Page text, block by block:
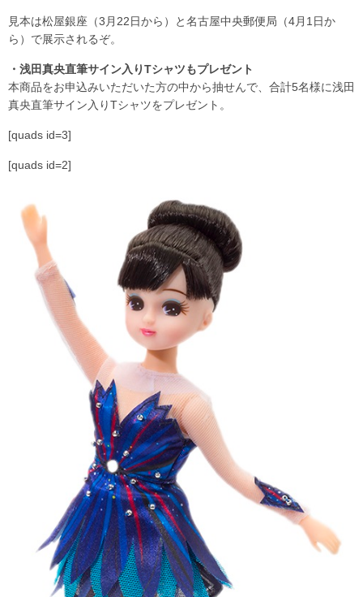
見本は松屋銀座（3月22日から）と名古屋中央郵便局（4月1日か
ら）で展示されるぞ。
・浅田真央直筆サイン入りTシャツもプレゼント
本商品をお申込みいただいた方の中から抽せんで、合計5名様に浅田
真央直筆サイン入りTシャツをプレゼント。
[quads id=3]
[quads id=2]